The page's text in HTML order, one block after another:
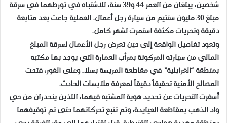
شخصين، يبلغان من العمر 44 و39 سنة، للاشتباه في تورطهما في سرقة
مبلغ 30 مليون سنتيم من سيارة رجل أعمال. العملية جاءت بعد متابعة
دقيقة وتحريات مكثفة استمرت لشهر كامل.
وتعود تفاصيل الواقعة إلى حين تعرض رجل الأعمال لسرقة المبلغ
المالي من سيارته المركونة بمرأب العمارة التي يوجد بها مكتبه
بمنطقة “الغرابلية” في مقاطعة المريسة بسلا. وعلى الفور، فتحت
المصالح الأمنية تحقيقاً دقيقاً لمعرفة ملابسات الحادث.
أسفرت التحريات عن تحديد هوية المشتبه فيهما، اللذين ينحدران من حي
واد الذهب بمقاطعة العيايدة، وتم تتبع تحركاتهما حتى تم توقيفهما